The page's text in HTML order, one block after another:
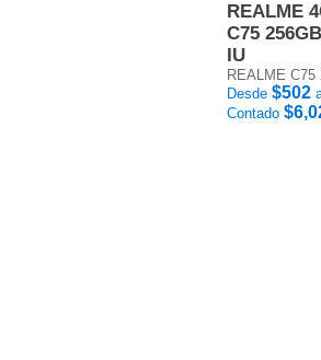
REALME
C75
IU
REALME C75
Desde $502
Contado